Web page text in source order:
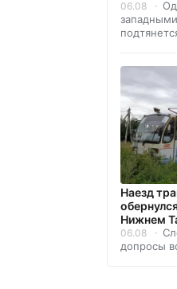
06.08
Наезд
Нижнем
06.08
допросы